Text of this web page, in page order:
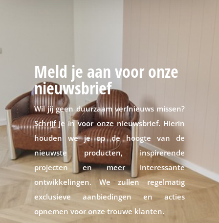
Meld je aan voor onze
nieuwsbrief
Wil jij geen duurzaam verfnieuws missen?
Schrijf je in voor onze nieuwsbrief. Hierin
houden we je op de hoogte van de
nieuwste producten, inspirerende
projecten en meer interessante
ontwikkelingen.We zullen regelmatig
exclusieve aanbiedingen en acties
opnemen voor onze trouwe klanten.